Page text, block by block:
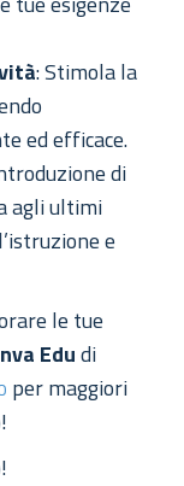
: Stimola la
ed efficace.
di
agli ultimi
e
le tue
Edudi
per maggiori